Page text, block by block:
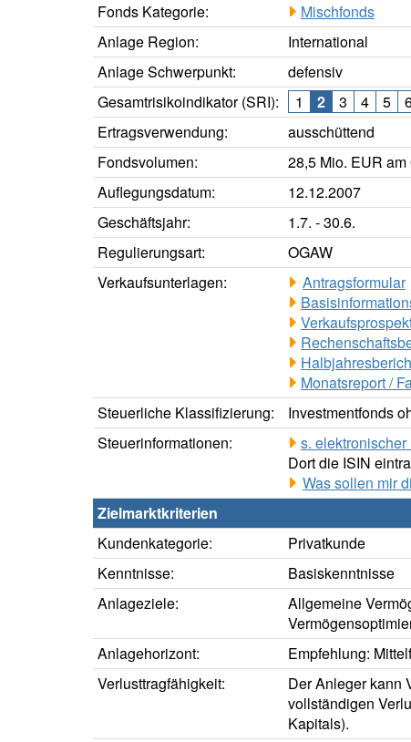
Fonds Kategorie:
Mischfonds
Anlage Region:
International
Anlage Schwerpunkt:
defensiv
Gesamtrisikoindikator (SRI):
1 2 3 4 5
Ertragsverwendung:
ausschüttend
Fondsvolumen:
28,5 Mio. EUR
Auflegungsdatum:
12.12.2007
Geschäftsjahr:
1.7. - 30.6.
Regulierungsart:
OGAW
Verkaufsunterlagen:
Antragsformular
Monatsreport /
Steuerliche Klassifizierung:
Investmentfonds
Steuerinformationen:
s.
Dort die ISIN
Was sollen mir
Zielmarktkriterien
Kundenkategorie:
Privatkunde
Kenntnisse:
Basiskenntnisse
Anlageziele:
Allgemeine
Anlagehorizont:
Empfehlung:
Verlusttragfähigkeit:
Der Anleger kann
vollständigen
Kapitals).